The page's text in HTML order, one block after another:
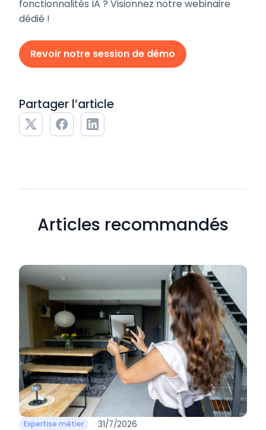
Partager l’article
fonctionnalités IA ? Visionnez notre webinaire
dédié !
Revoir notre session de démo
Articles recommandés
Expertise métier 31/7/2026